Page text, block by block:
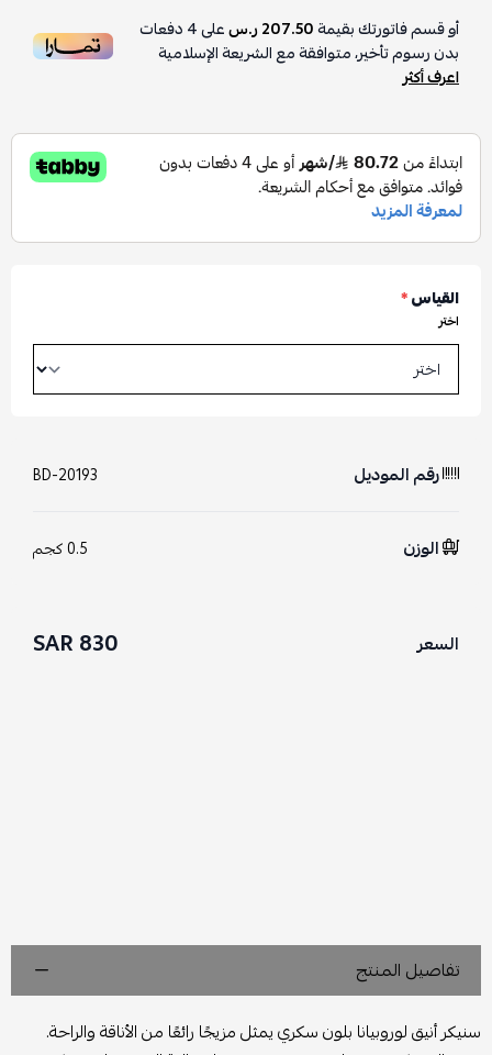
أو قسم فاتورتك بقيمة207.50 ر.س على4دفعات
بدون رسوم تأخير، متوافقة مع الشريعة الإسلامية
اعرف أكثر
القياس*
اختر
رقم الموديل BD-20193
الوزن 0.5 كجم
السعر 830 SAR
تفاصيل المنتج
سنيكر أنيق لوروبيانا بلون سكري يمثل مزيجًا رائعًا من الأناقة والراحة.